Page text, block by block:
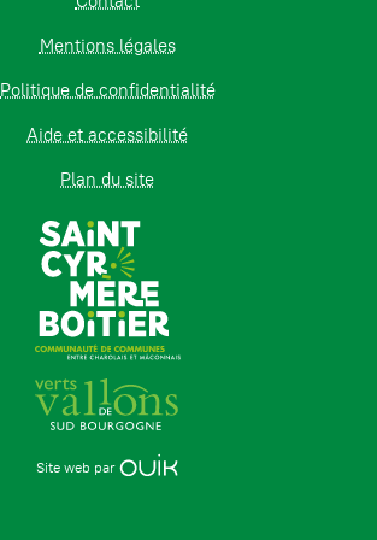
Mentions légales
Politique de confidentialité
Aide et accessibilité
Plan du site
Site web par